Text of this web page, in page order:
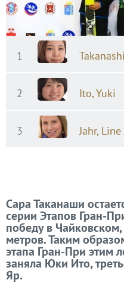
1
2 Ito, Yuki
3 Jahr, Line
Сара Таканаши
серии Этапов Гран-
победу в
метров. Таким
этапа Гран-При этим
заняла Юки Ито,
Яр.